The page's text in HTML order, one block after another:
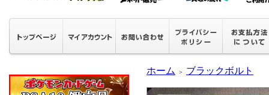
ホーム ＞ ブラックボルト